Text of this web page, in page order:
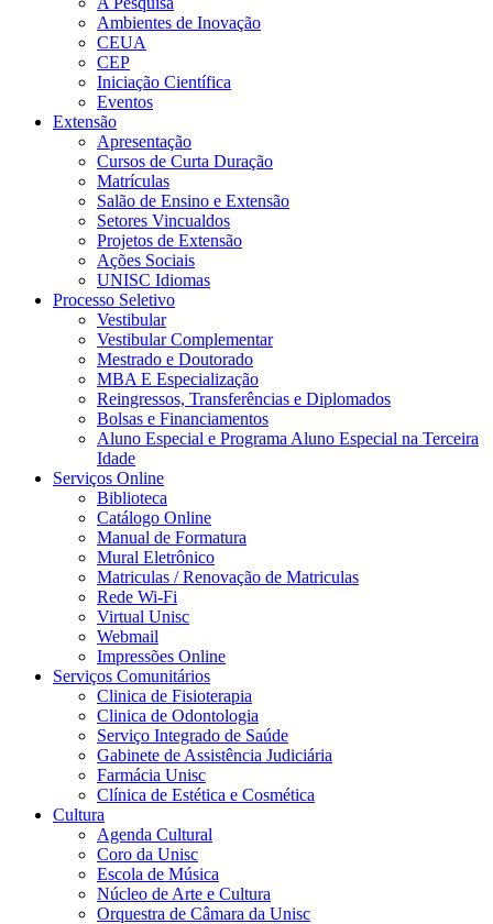
Ambientes de Inovação
CEUA
CEP
Iniciação Científica
Eventos
Extensão
Apresentação
Cursos de Curta Duração
Matrículas
Salão de Ensino e Extensão
Setores Vincualdos
Projetos de Extensão
Ações Sociais
UNISC Idiomas
Processo Seletivo
Vestibular
Vestibular Complementar
Mestrado e Doutorado
MBA E Especialização
Reingressos, Transferências e Diplomados
Bolsas e Financiamentos
Aluno Especial e Programa Aluno Especial na Terceira
Idade
Serviços Online
Biblioteca
Catálogo Online
Manual de Formatura
Mural Eletrônico
Matriculas / Renovação de Matriculas
Rede Wi-Fi
Virtual Unisc
Webmail
Impressões Online
Serviços Comunitários
Clinica de Fisioterapia
Clinica de Odontologia
Serviço Integrado de Saúde
Gabinete de Assistência Judiciária
Farmácia Unisc
Clínica de Estética e Cosmética
Cultura
Agenda Cultural
Coro da Unisc
Escola de Música
Núcleo de Arte e Cultura
Orquestra de Câmara da Unisc